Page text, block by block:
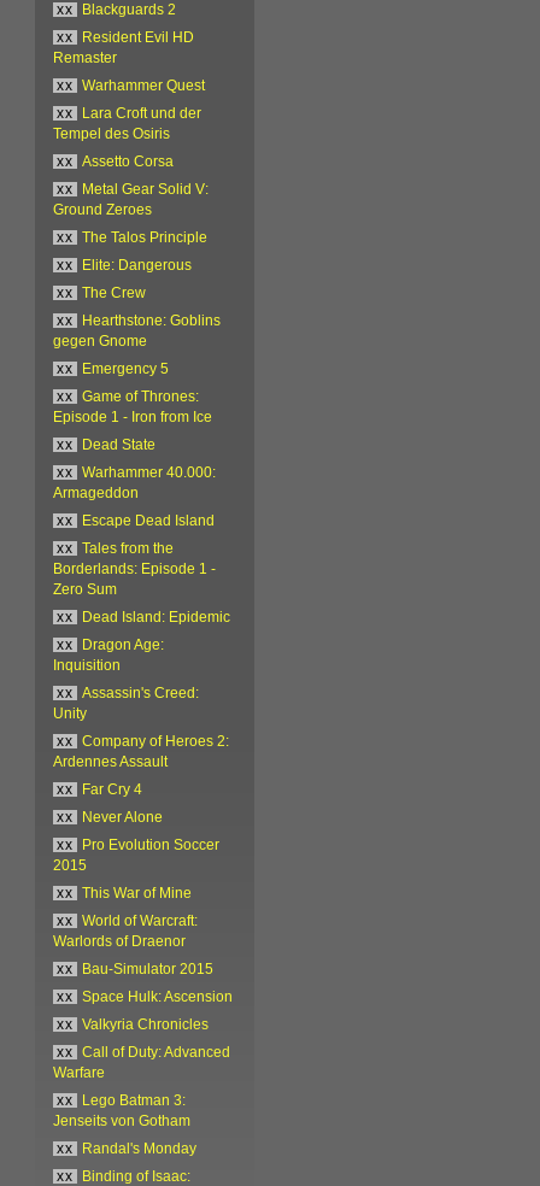
xx
Blackguards 2
xx
Resident Evil HD
Remaster
xx
Warhammer Quest
xx
Lara Croft und der
Tempel des Osiris
xx
Assetto Corsa
xx
Metal Gear Solid V:
Ground Zeroes
xx
The Talos Principle
xx
Elite: Dangerous
xx
The Crew
xx
Hearthstone: Goblins
gegen Gnome
xx
Emergency 5
xx
Game of Thrones:
Episode 1 - Iron from Ice
xx
Dead State
xx
Warhammer 40.000:
Armageddon
xx
Escape Dead Island
xx
Tales from the
Borderlands: Episode 1 -
Zero Sum
xx
Dead Island: Epidemic
xx
Dragon Age:
Inquisition
xx
Assassin's Creed:
Unity
xx
Company of Heroes 2:
Ardennes Assault
xx
Far Cry 4
xx
Never Alone
xx
Pro Evolution Soccer
2015
xx
This War of Mine
xx
World of Warcraft:
Warlords of Draenor
xx
Bau-Simulator 2015
xx
Space Hulk: Ascension
xx
Valkyria Chronicles
xx
Call of Duty: Advanced
Warfare
xx
Lego Batman 3:
Jenseits von Gotham
xx
Randal's Monday
xx
Binding of Isaac: